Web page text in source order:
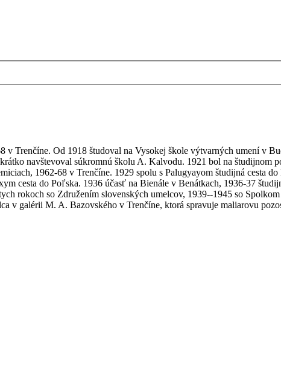
v Trenčíne. Od 1918 študoval na Vysokej škole výtvarných umení v
navštevoval súkromnú školu A. Kalvodu. 1921 bol na študijnom
1962-68 v Trenčíne. 1929 spolu s Palugyayom študijná cesta
cesta do Poľska. 1936 účasť na Bienále v Benátkach, 1936-37
rokoch so Združením slovenských umelcov, 1939--1945 so
v galérii M. A. Bazovského v Trenčíne, ktorá spravuje maliarovu